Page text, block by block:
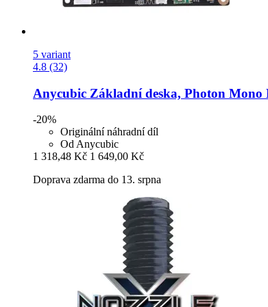
5 variant
4.8 (32)
Anycubic Základní deska, Photon Mono
-20%
Originální náhradní díl
Od Anycubic
1 318,48 Kč 1 649,00 Kč
Doprava zdarma do 13. srpna